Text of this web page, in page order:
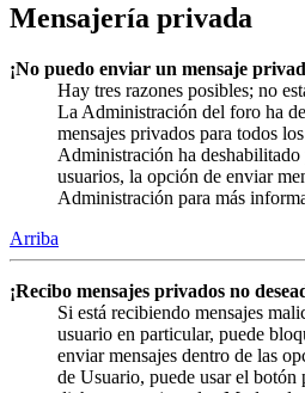
Mensajería privada
¡No puedo enviar un mensaje
Hay tres razones posibles; no
La Administración del foro ha
mensajes privados para todos
Administración ha deshabilitado
usuarios, la opción de enviar
Administración para más
Arriba
¡Recibo mensajes privados no
Si está recibiendo mensajes
usuario en particular, puede
enviar mensajes dentro de las
de Usuario, puede usar el